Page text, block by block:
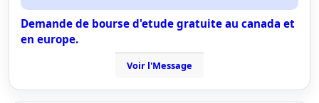
Demande de bourse d'etude gratuite au canada et
en europe.
Voir l'Message